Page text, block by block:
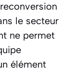
le secteur
ne permet
élément